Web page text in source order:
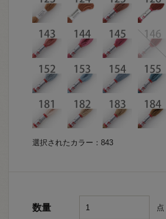
選択されたカラー：843
数量 点